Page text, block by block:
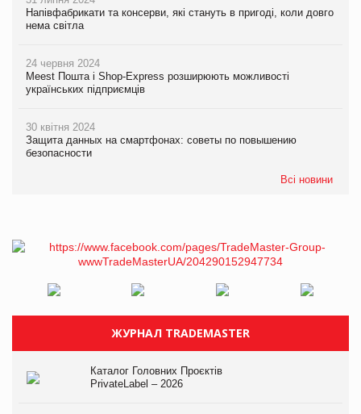
Напівфабрикати та консерви, які стануть в пригоді, коли довго
нема світла
24 червня 2024
Meest Пошта і Shop-Express розширюють можливості
українських підприємців
30 квітня 2024
Защита данных на смартфонах: советы по повышению
безопасности
Всі новини
ЖУРНАЛ TRADEMASTER
Каталог Головних Проєктів
PrivateLabel – 2026